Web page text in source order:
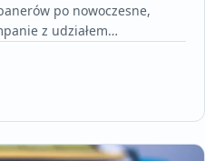
po nowoczesne,
z udziałem